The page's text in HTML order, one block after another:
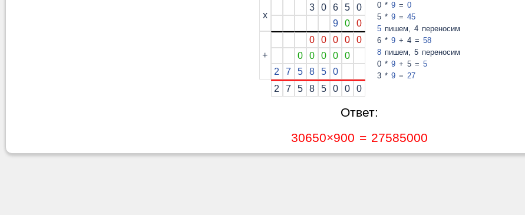
x
3 0 6 5
0
9
0 0
+
0 0 0 0
0
0
0 0 0
0
2
7 5 8 5
0
2
7 5 8 5 0 0 0
0 * 9= 0
5 * 9= 45
5пишем, 4 переносим
6 * 9+ 4 = 58
8пишем, 5 переносим
0 * 9+ 5 = 5
3 * 9= 27
Ответ:
30650×900 = 27585000